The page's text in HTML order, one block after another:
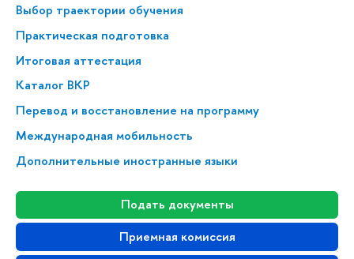
Выбор траектории обучения
Практическая подготовка
Итоговая аттестация
Каталог ВКР
Перевод и восстановление на программу
Международная мобильность
Дополнительные иностранные языки
Подать документы
Приемная комиссия